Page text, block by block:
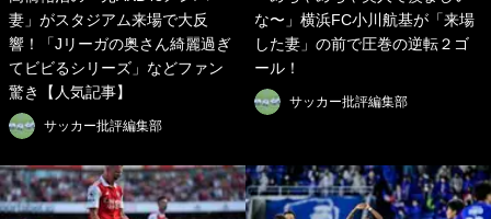
妻」がスタジアム来場で大反
響！「Jリーガの奥さん綺麗過ぎ
てビビるシリーズ」などファン
驚き【人気記事】
サッカー批評編集部
な〜」横浜FC小川航基が「来場
した妻」の前で圧巻の逆転２ゴ
ール！
サッカー批評編集部